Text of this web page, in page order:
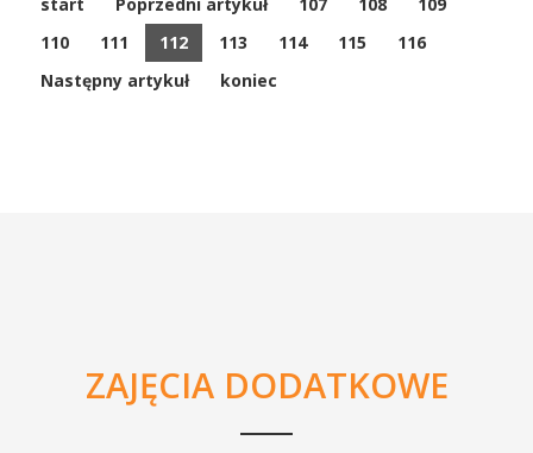
110
111 112 113 114 115
116
Następny artykuł
koniec
ZAJĘCIA DODATKOWE